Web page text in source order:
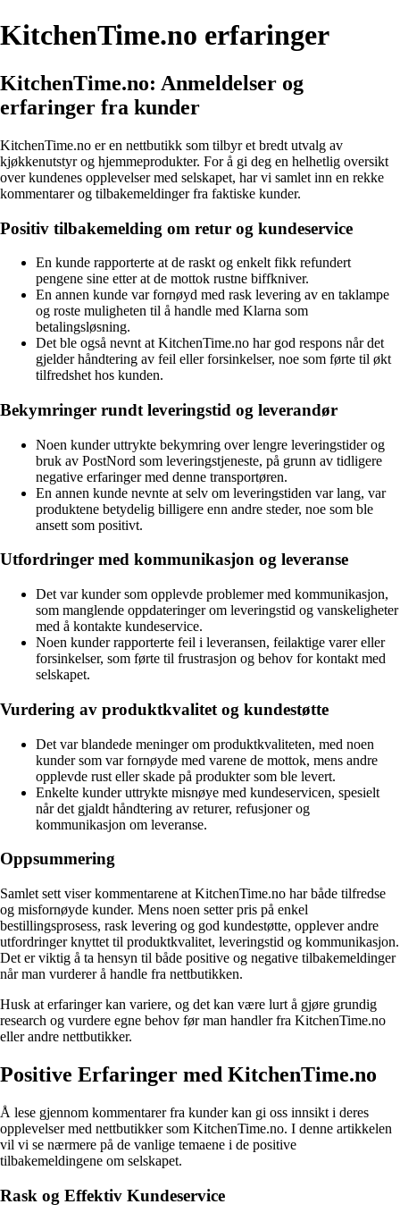
KitchenTime.no erfaringer
KitchenTime.no: Anmeldelser og
erfaringer fra kunder
KitchenTime.no er en nettbutikk som tilbyr et bredt utvalg av
kjøkkenutstyr og hjemmeprodukter. For å gi deg en helhetlig oversikt
over kundenes opplevelser med selskapet, har vi samlet inn en rekke
kommentarer og tilbakemeldinger fra faktiske kunder.
Positiv tilbakemelding om retur og kundeservice
En kunde rapporterte at de raskt og enkelt fikk refundert
pengene sine etter at de mottok rustne biffkniver.
En annen kunde var fornøyd med rask levering av en taklampe
og roste muligheten til å handle med Klarna som
betalingsløsning.
Det ble også nevnt at KitchenTime.no har god respons når det
gjelder håndtering av feil eller forsinkelser, noe som førte til økt
tilfredshet hos kunden.
Bekymringer rundt leveringstid og leverandør
Noen kunder uttrykte bekymring over lengre leveringstider og
bruk av PostNord som leveringstjeneste, på grunn av tidligere
negative erfaringer med denne transportøren.
En annen kunde nevnte at selv om leveringstiden var lang, var
produktene betydelig billigere enn andre steder, noe som ble
ansett som positivt.
Utfordringer med kommunikasjon og leveranse
Det var kunder som opplevde problemer med kommunikasjon,
som manglende oppdateringer om leveringstid og vanskeligheter
med å kontakte kundeservice.
Noen kunder rapporterte feil i leveransen, feilaktige varer eller
forsinkelser, som førte til frustrasjon og behov for kontakt med
selskapet.
Vurdering av produktkvalitet og kundestøtte
Det var blandede meninger om produktkvaliteten, med noen
kunder som var fornøyde med varene de mottok, mens andre
opplevde rust eller skade på produkter som ble levert.
Enkelte kunder uttrykte misnøye med kundeservicen, spesielt
når det gjaldt håndtering av returer, refusjoner og
kommunikasjon om leveranse.
Oppsummering
Samlet sett viser kommentarene at KitchenTime.no har både tilfredse
og misfornøyde kunder. Mens noen setter pris på enkel
bestillingsprosess, rask levering og god kundestøtte, opplever andre
utfordringer knyttet til produktkvalitet, leveringstid og kommunikasjon.
Det er viktig å ta hensyn til både positive og negative tilbakemeldinger
når man vurderer å handle fra nettbutikken.
Husk at erfaringer kan variere, og det kan være lurt å gjøre grundig
research og vurdere egne behov før man handler fra KitchenTime.no
eller andre nettbutikker.
Positive Erfaringer med KitchenTime.no
Å lese gjennom kommentarer fra kunder kan gi oss innsikt i deres
opplevelser med nettbutikker som KitchenTime.no. I denne artikkelen
vil vi se nærmere på de vanlige temaene i de positive
tilbakemeldingene om selskapet.
Rask og Effektiv Kundeservice